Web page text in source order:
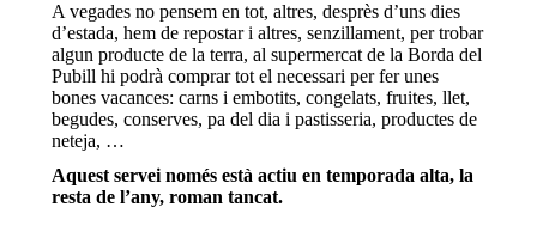
A vegades no pensem en tot, altres, desprès d’uns dies
d’estada, hem de repostar i altres, senzillament, per trobar
algun producte de la terra, al supermercat de la Borda del
Pubill hi podrà comprar tot el necessari per fer unes
bones vacances: carns i embotits, congelats, fruites, llet,
begudes, conserves, pa del dia i pastisseria, productes de
neteja, …
Aquest servei només està actiu en temporada alta, la
resta de l’any, roman tancat.